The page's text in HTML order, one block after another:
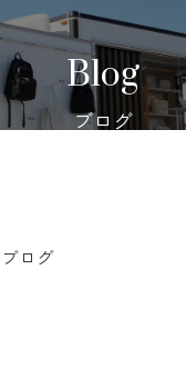
Blog
ブログ
ブログ